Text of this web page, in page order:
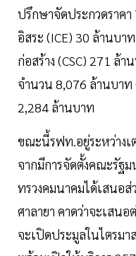
ปรึกษาจัดประกวดราค
อิสระ (ICE) 30 ล้านบา
ก่อสร้าง (CSC) 271 ล้า
จำนวน 8,076 ล้านบาท
2,284 ล้านบาท
ขณะนี้รฟท.อยู่ระหว่างเ
จากมีการจัดตั้งคณะรัฐ
ทรวงคมนาคมได้เสนอ
ศาลายา คาดว่าจะเสน
จะเปิดประมูลในไตรมา